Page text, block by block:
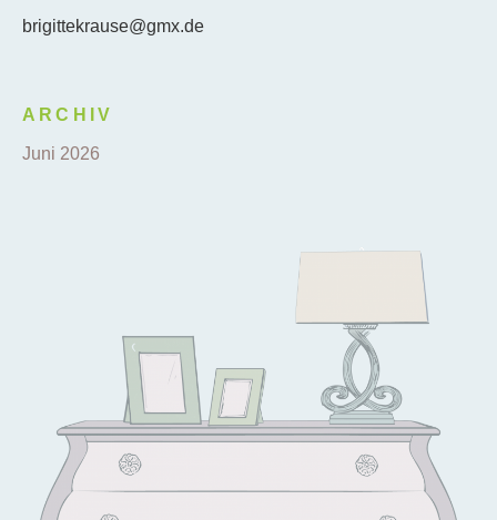
brigittekrause@gmx.de
ARCHIV
Juni 2026